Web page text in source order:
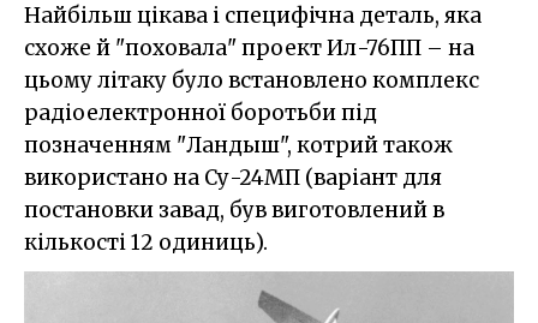
Найбільш цікава і специфічна деталь, яка
схоже й "поховала" проект Ил-76ПП – на
цьому літаку було встановлено комплекс
радіоелектронної боротьби під
позначенням "Ландыш", котрий також
використано на Су-24МП (варіант для
постановки завад, був виготовлений в
кількості 12 одиниць).